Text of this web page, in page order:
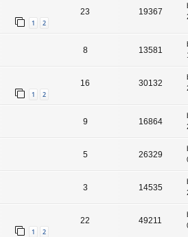
1 2
23 19367
8 13581
1 2
16 30132
9 16864
5 26329
3 14535
1 2
22 49211